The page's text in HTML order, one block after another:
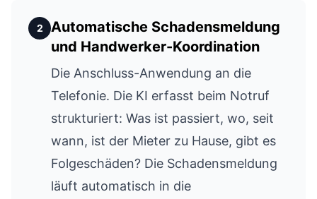
2
Automatische Schadensmeldung
und Handwerker-Koordination
Die Anschluss-Anwendung an die
Telefonie. Die KI erfasst beim Notruf
strukturiert: Was ist passiert, wo, seit
wann, ist der Mieter zu Hause, gibt es
Folgeschäden? Die Schadensmeldung
läuft automatisch in die